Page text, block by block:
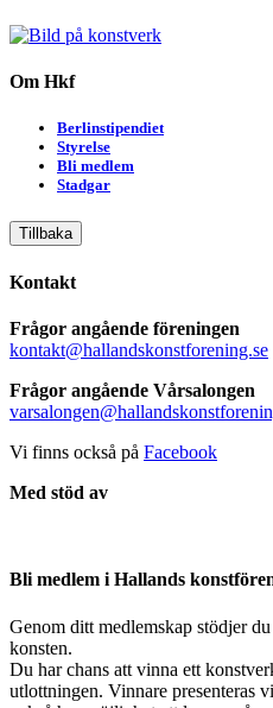
Om Hkf
Berlinstipendiet
Styrelse
Bli medlem
Stadgar
Tillbaka
Kontakt
Frågor angående föreningen
kontakt@hallandskonstforening.se
Frågor angående Vårsalongen
Vi finns också på Facebook
Med stöd av
Bli medlem i Hallands
Genom ditt medlemskap stödjer
konsten.
Du har chans att vinna ett
utlottningen. Vinnare presenteras